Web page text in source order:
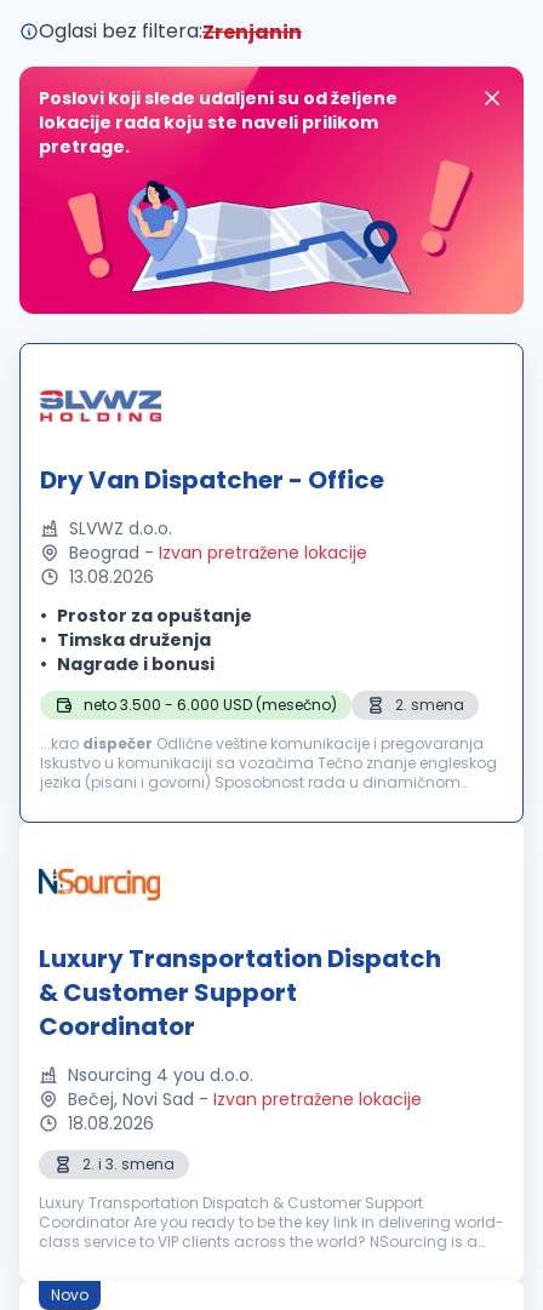
Oglasi bez filtera:Zrenjanin
Poslovi koji slede udaljeni su od željene
lokacije rada koju ste naveli prilikom
pretrage.
Dry Van Dispatcher - Office
SLVWZ d.o.o.
Beograd - Izvan pretražene lokacije
13.08.2026
Prostor za opuštanje
Timska druženja
Nagrade i bonusi
neto 3.500 - 6.000 USD (mesečno)
2. smena
...kao dispečer Odlične veštine komunikacije i pregovaranja
Iskustvo u komunikaciji sa vozačima Tečno znanje engleskog
jezika (pisani i govorni) Sposobnost rada u dinamičnom
dolazak na vreme...
Luxury Transportation Dispatch
& Customer Support
Coordinator
Nsourcing 4 you d.o.o.
Bečej, Novi Sad - Izvan pretražene lokacije
18.08.2026
2. i 3. smena
Luxury Transportation Dispatch & Customer Support
Coordinator Are you ready to be the key link in delivering world-
class service to VIP clients across the world? NSourcing is a
in the lu...
Novo